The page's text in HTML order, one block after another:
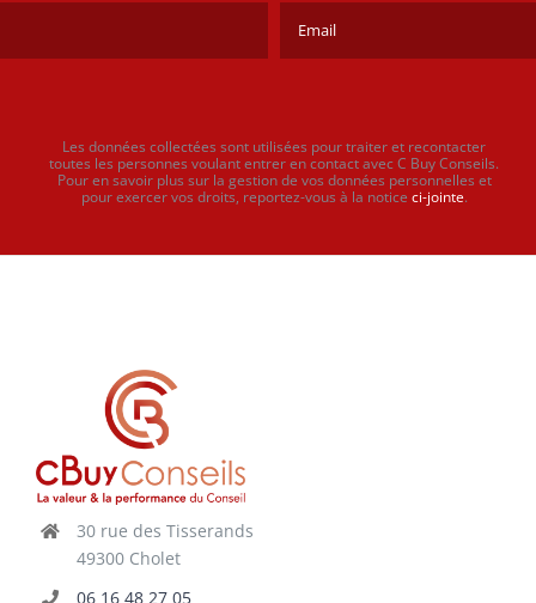
Les données collectées sont utilisées pour traiter et recontacter
toutes les personnes voulant entrer en contact avec C Buy Conseils.
Pour en savoir plus sur la gestion de vos données personnelles et
pour exercer vos droits, reportez-vous à la notice ci-jointe.
30 rue des Tisserands
49300 Cholet
06 16 48 27 05